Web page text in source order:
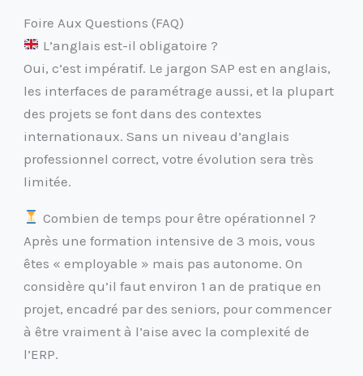
Foire Aux Questions (FAQ)
L’anglais est-il obligatoire ?
Oui, c’est impératif. Le jargon SAP est en anglais,
les interfaces de paramétrage aussi, et la plupart
des projets se font dans des contextes
internationaux. Sans un niveau d’anglais
professionnel correct, votre évolution sera très
limitée.
Combien de temps pour être opérationnel ?
Après une formation intensive de 3 mois, vous
êtes « employable » mais pas autonome. On
considère qu’il faut environ 1 an de pratique en
projet, encadré par des seniors, pour commencer
à être vraiment à l’aise avec la complexité de
l’ERP.